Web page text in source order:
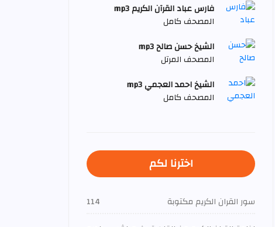
فارس عباد القرآن الكريم mp3
المصحف كامل
الشيخ حسن صالح mp3
المصحف المرتل
الشيخ احمد العجمي mp3
المصحف كامل
اخترنا لكم
سور القران الكريم مكتوبة
114